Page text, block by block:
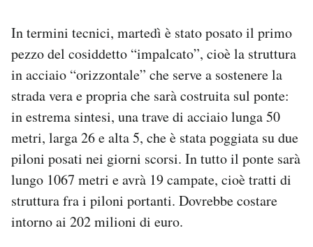
In termini tecnici, martedì è stato posato il primo
pezzo del cosiddetto “impalcato”, cioè la struttura
in acciaio “orizzontale” che serve a sostenere la
strada vera e propria che sarà costruita sul ponte:
in estrema sintesi, una trave di acciaio lunga 50
metri, larga 26 e alta 5, che è stata poggiata su due
piloni posati nei giorni scorsi. In tutto il ponte sarà
lungo 1067 metri e avrà 19 campate, cioè tratti di
struttura fra i piloni portanti. Dovrebbe costare
intorno ai 202 milioni di euro.